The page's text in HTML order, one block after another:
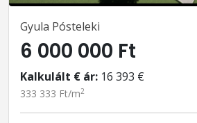
Gyula Pósteleki
6 000 000 Ft
Kalkulált € ár: 16 393 €
333 333 Ft/m2